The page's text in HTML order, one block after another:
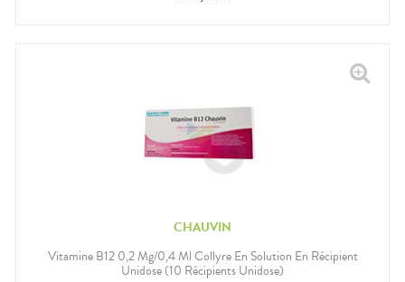
CHAUVIN
Vitamine B12 0,2 Mg/0,4 Ml Collyre En Solution En Récipient
Unidose (10 Récipients Unidose)